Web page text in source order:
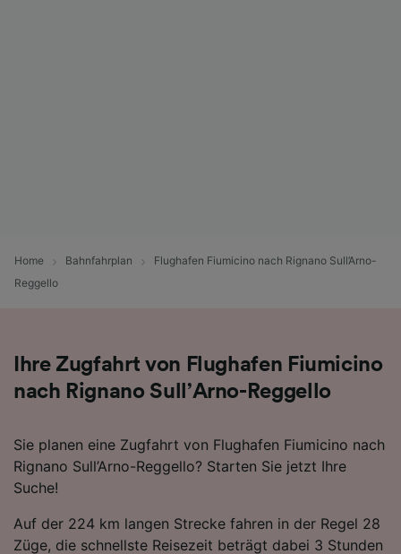
Home Bahnfahrplan
Flughafen Fiumicino nach Rignano Sull’Arno-
Reggello
Ihre Zugfahrt von Flughafen Fiumicino
nach Rignano Sull’Arno-Reggello
Sie planen eine Zugfahrt von Flughafen Fiumicino nach
Rignano Sull’Arno-Reggello? Starten Sie jetzt Ihre
Suche!
Auf der 224 km langen Strecke fahren in der Regel 28
Züge, die schnellste Reisezeit beträgt dabei 3 Stunden